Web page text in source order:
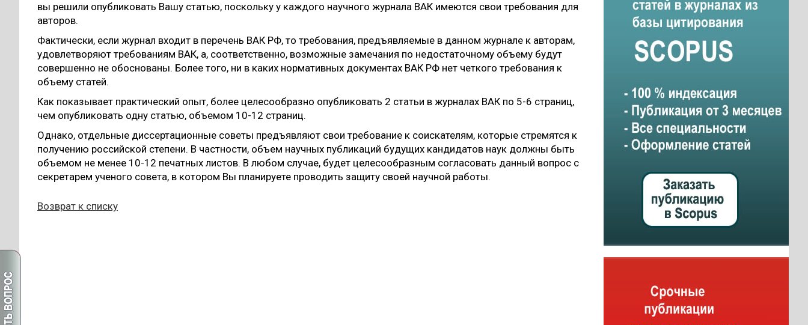
вы решили опубликовать Вашу статью, поскольку у каждого научного журнала ВАК имеются свои требования для
авторов.
Фактически, если журнал входит в перечень ВАК РФ, то требования, предъявляемые в данном журнале к авторам,
удовлетворяют требованиям ВАК, а, соответственно, возможные замечания по недостаточному объему будут
совершенно не обоснованы. Более того, ни в каких нормативных документах ВАК РФ нет четкого требования к
объему статей.
Как показывает практический опыт, более целесообразно опубликовать 2 статьи в журналах ВАК по 5-6 страниц,
чем опубликовать одну статью, объемом 10-12 страниц.
Однако, отдельные диссертационные советы предъявляют свои требование к соискателям, которые стремятся к
получению российской степени. В частности, объем научных публикаций будущих кандидатов наук должны быть
объемом не менее 10-12 печатных листов. В любом случае, будет целесообразным согласовать данный вопрос с
секретарем ученого совета, в котором Вы планируете проводить защиту своей научной работы.
Возврат к списку